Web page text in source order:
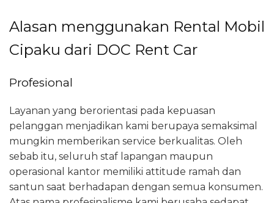
Alasan menggunakan Rental Mobil
Cipaku dari DOC Rent Car
Profesional
Layanan yang berorientasi pada kepuasan
pelanggan menjadikan kami berupaya semaksimal
mungkin memberikan service berkualitas. Oleh
sebab itu, seluruh staf lapangan maupun
operasional kantor memiliki attitude ramah dan
santun saat berhadapan dengan semua konsumen.